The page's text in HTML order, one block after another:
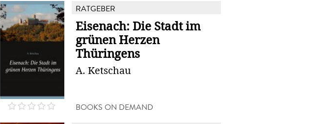
RATGEBER
Eisenach: Die Stadt im
grünen Herzen
Thüringens
A. Ketschau
BOOKS ON DEMAND